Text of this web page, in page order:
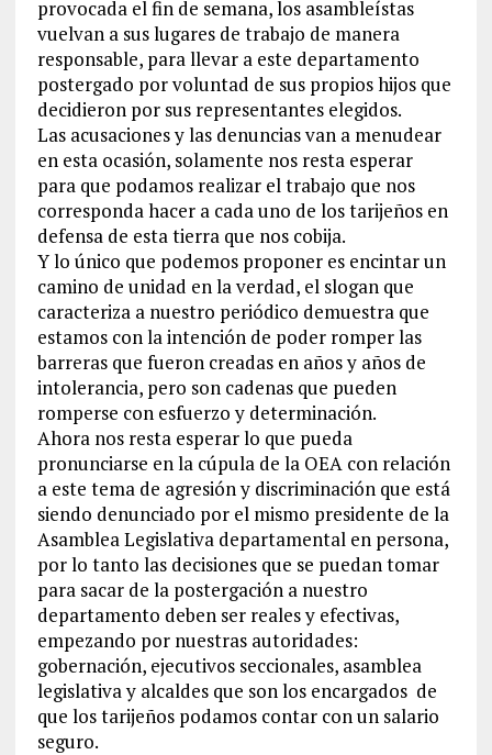
provocada el fin de semana, los asambleístas
vuelvan a sus lugares de trabajo de manera
responsable, para llevar a este departamento
postergado por voluntad de sus propios hijos que
decidieron por sus representantes elegidos.
Las acusaciones y las denuncias van a menudear
en esta ocasión, solamente nos resta esperar
para que podamos realizar el trabajo que nos
corresponda hacer a cada uno de los tarijeños en
defensa de esta tierra que nos cobija.
Y lo único que podemos proponer es encintar un
camino de unidad en la verdad, el slogan que
caracteriza a nuestro periódico demuestra que
estamos con la intención de poder romper las
barreras que fueron creadas en años y años de
intolerancia, pero son cadenas que pueden
romperse con esfuerzo y determinación.
Ahora nos resta esperar lo que pueda
pronunciarse en la cúpula de la OEA con relación
a este tema de agresión y discriminación que está
siendo denunciado por el mismo presidente de la
Asamblea Legislativa departamental en persona,
por lo tanto las decisiones que se puedan tomar
para sacar de la postergación a nuestro
departamento deben ser reales y efectivas,
empezando por nuestras autoridades:
gobernación, ejecutivos seccionales, asamblea
legislativa y alcaldes que son los encargados de
que los tarijeños podamos contar con un salario
seguro.